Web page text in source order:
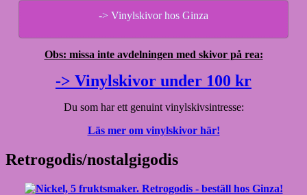
-> Vinylskivor hos Ginza
Obs: missa inte avdelningen med skivor på rea:
-> Vinylskivor under 100 kr
Du som har ett genuint vinylskivsintresse:
Läs mer om vinylskivor här!
Retrogodis/nostalgigodis